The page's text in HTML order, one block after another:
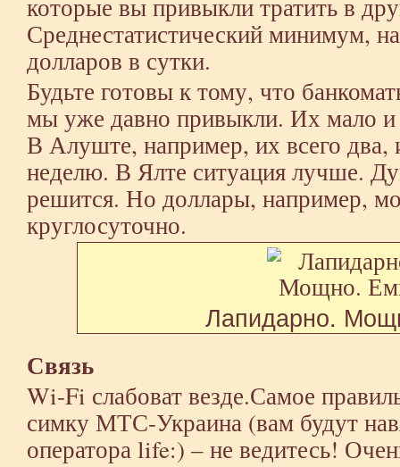
которые вы привыкли тратить в
Среднестатистический минимум,
долларов в сутки.
Будьте готовы к тому, что
мы уже давно привыкли. Их мало и
В Алуште, например, их всего два,
неделю. В Ялте ситуация лучше.
решится. Но доллары, например,
круглосуточно.
Лапидарно.
Связь
Wi-Fi слабоват везде.Самое
симку МТС-Украина (вам будут
оператора life:) – не ведитесь!